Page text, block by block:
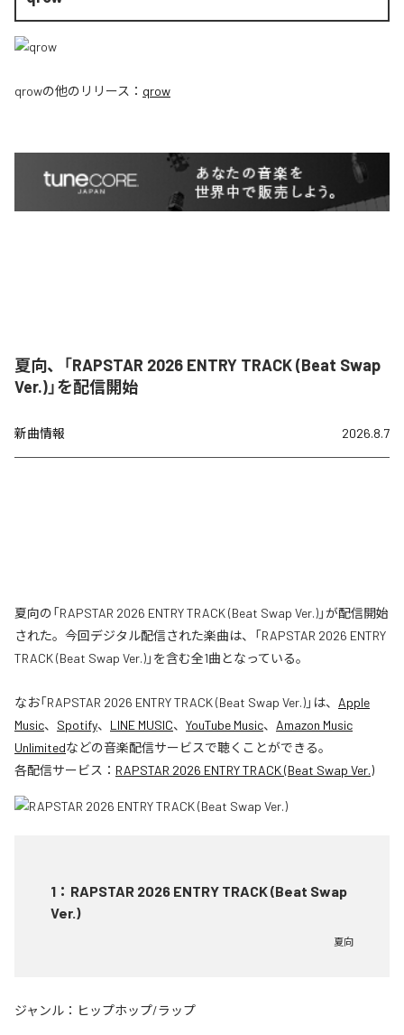
qrowの他のリリース： qrow
夏向、「RAPSTAR 2026 ENTRY TRACK (Beat Swap
Ver.)」を配信開始
新曲情報 2026.8.7
夏向の「RAPSTAR 2026 ENTRY TRACK (Beat Swap Ver.)」が配信開始
された。今回デジタル配信された楽曲は、「RAPSTAR 2026 ENTRY
TRACK (Beat Swap Ver.)」を含む全1曲となっている。
なお「RAPSTAR 2026 ENTRY TRACK (Beat Swap Ver.)」は、 Apple
Music、 Spotify、 LINE MUSIC、 YouTube Music、 Amazon Music
Unlimitedなどの音楽配信サービスで聴くことができる。
各配信サービス： RAPSTAR 2026 ENTRY TRACK (Beat Swap Ver.)
1 ： RAPSTAR 2026 ENTRY TRACK (Beat Swap
Ver.)
夏向
ジャンル： ヒップホップ/ラップ